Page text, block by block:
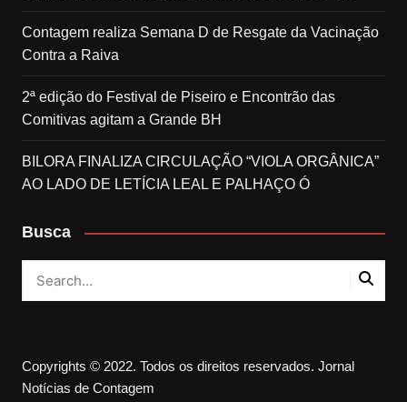
Contagem realiza Semana D de Resgate da Vacinação
Contra a Raiva
2ª edição do Festival de Piseiro e Encontrão das
Comitivas agitam a Grande BH
BILORA FINALIZA CIRCULAÇÃO “VIOLA ORGÂNICA”
AO LADO DE LETÍCIA LEAL E PALHAÇO Ó
Busca
Copyrights © 2022. Todos os direitos reservados. Jornal
Notícias de Contagem